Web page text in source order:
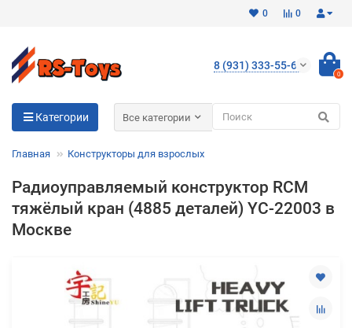
0
0
8 (931) 333-55-65
0
Категории Все категории
Главная Конструкторы для взрослых
Радиоуправляемый конструктор RCM
тяжёлый кран (4885 деталей) YC-22003 в
Москве
Разбейте
без переплат